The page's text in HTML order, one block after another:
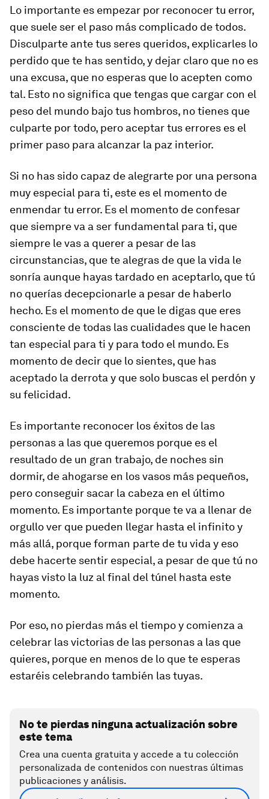
Lo importante es empezar por reconocer tu error,
que suele ser el paso más complicado de todos.
Disculparte ante tus seres queridos, explicarles lo
perdido que te has sentido, y dejar claro que no es
una excusa, que no esperas que lo acepten como
tal. Esto no significa que tengas que cargar con el
peso del mundo bajo tus hombros, no tienes que
culparte por todo, pero aceptar tus errores es el
primer paso para alcanzar la paz interior.
Si no has sido capaz de alegrarte por una persona
muy especial para ti, este es el momento de
enmendar tu error. Es el momento de confesar
que siempre va a ser fundamental para ti, que
siempre le vas a querer a pesar de las
circunstancias, que te alegras de que la vida le
sonría aunque hayas tardado en aceptarlo, que tú
no querías decepcionarle a pesar de haberlo
hecho. Es el momento de que le digas que eres
consciente de todas las cualidades que le hacen
tan especial para ti y para todo el mundo. Es
momento de decir que lo sientes, que has
aceptado la derrota y que solo buscas el perdón y
su felicidad.
Es importante reconocer los éxitos de las
personas a las que queremos porque es el
resultado de un gran trabajo, de noches sin
dormir, de ahogarse en los vasos más pequeños,
pero conseguir sacar la cabeza en el último
momento. Es importante porque te va a llenar de
orgullo ver que pueden llegar hasta el infinito y
más allá, porque forman parte de tu vida y eso
debe hacerte sentir especial, a pesar de que tú no
hayas visto la luz al final del túnel hasta este
momento.
Por eso, no pierdas más el tiempo y comienza a
celebrar las victorias de las personas a las que
quieres, porque en menos de lo que te esperas
estaréis celebrando también las tuyas.
No te pierdas ninguna actualización sobre
este tema
Crea una cuenta gratuita y accede a tu colección
personalizada de contenidos con nuestras últimas
publicaciones y análisis.